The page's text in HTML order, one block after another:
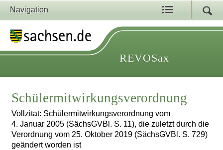
Navigation
REVOSax
Schülermitwirkungsverordnung
Vollzitat: Schülermitwirkungsverordnung vom
4. Januar 2005 (SächsGVBl. S. 11), die zuletzt durch die
Verordnung vom 25. Oktober 2019 (SächsGVBl. S. 729)
geändert worden ist